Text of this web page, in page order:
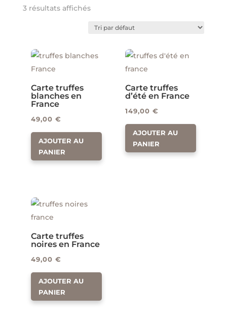
3 résultats affichés
Carte truffes
blanches en
France
49,00 €
AJOUTER AU
PANIER
Carte truffes
d’été en France
149,00€
AJOUTER AU
PANIER
Carte truffes
noires en France
49,00 €
AJOUTER AU
PANIER